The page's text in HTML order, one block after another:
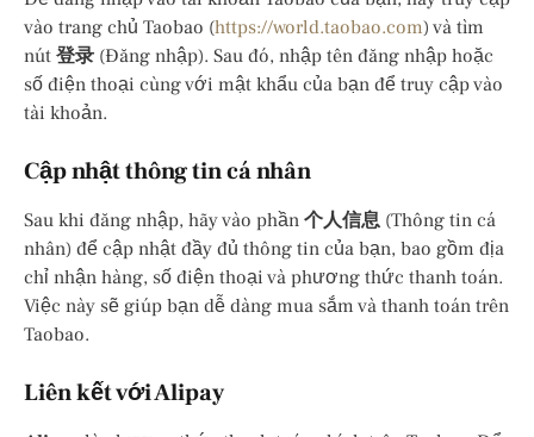
vào trang chủ Taobao (https://world.taobao.com) và tìm
nút 登录 (Đăng nhập). Sau đó, nhập tên đăng nhập hoặc
số điện thoại cùng với mật khẩu của bạn để truy cập vào
tài khoản.
Cập nhật thông tin cá nhân
Sau khi đăng nhập, hãy vào phần 个人信息 (Thông tin cá
nhân) để cập nhật đầy đủ thông tin của bạn, bao gồm địa
chỉ nhận hàng, số điện thoại và phương thức thanh toán.
Việc này sẽ giúp bạn dễ dàng mua sắm và thanh toán trên
Taobao.
Liên kết với Alipay